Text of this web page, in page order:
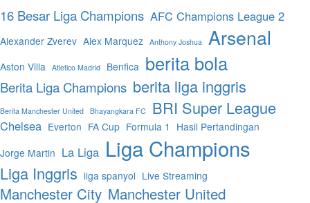
16 Besar Liga Champions AFC Champions League 2
Alexander Zverev Alex Marquez Anthony Joshua Arsenal
Aston Villa Atletico Madrid Benfica berita bola
Berita Liga Champions berita liga inggris
Berita Manchester United Bhayangkara FC BRI Super League
Chelsea Everton FA Cup Formula 1
Hasil Pertandingan
Jorge Martin La Liga Liga Champions
Liga Inggris liga spanyol Live Streaming
Manchester City Manchester United